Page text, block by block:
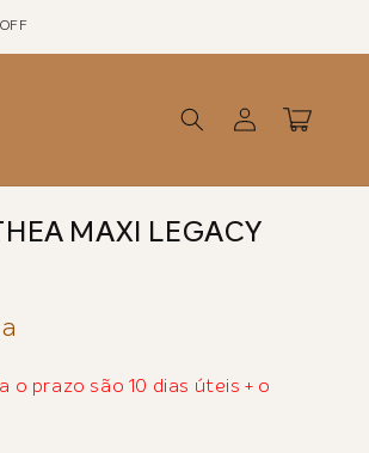
login
Carrinho
MAXI LEGACY
o prazo são 10 dias úteis + o